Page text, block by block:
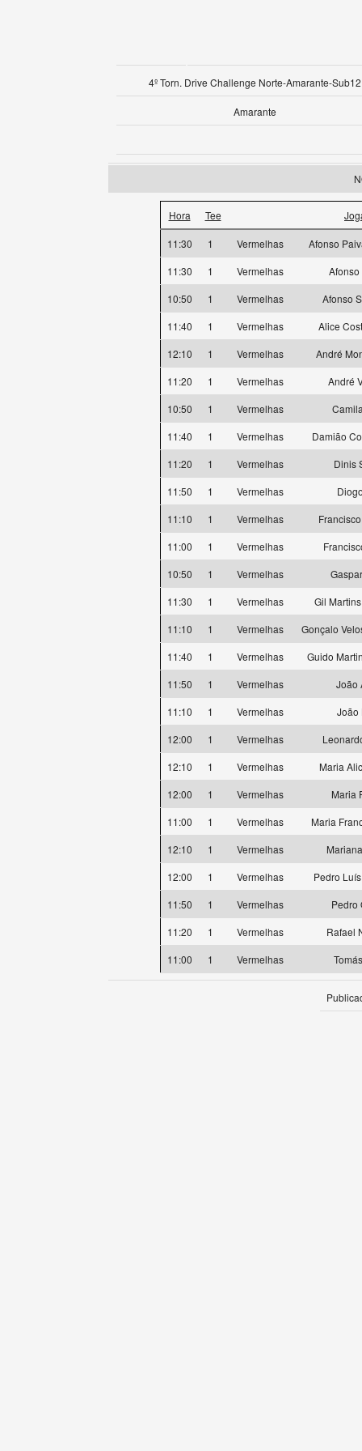
4º Torn. Drive Challenge Norte-Amarante-Sub12
Amarante
Hora Tee
11:30 1 Vermelhas
Afonso
11:30
1 Vermelhas
10:50
1 Vermelhas
Afonso
11:40
1 Vermelhas
Alice
12:10
1 Vermelhas
André
11:20
1 Vermelhas
André
10:50
1 Vermelhas
11:40
1 Vermelhas
Damião
11:20
1 Vermelhas
Dinis
11:50
1 Vermelhas
11:10
1 Vermelhas
11:00
1 Vermelhas
10:50
1 Vermelhas
11:30
1 Vermelhas
Gil
11:10
1 Vermelhas
Gonçalo
11:40
1 Vermelhas
Guido
11:50
1 Vermelhas
João
11:10
1 Vermelhas
João
12:00
1 Vermelhas
12:10
1 Vermelhas
Maria
12:00
1 Vermelhas
Maria
11:00
1 Vermelhas
Maria
12:10
1 Vermelhas
12:00
1 Vermelhas
Pedro
11:50
1 Vermelhas
Pedro
11:20
1 Vermelhas
Rafael
11:00
1 Vermelhas